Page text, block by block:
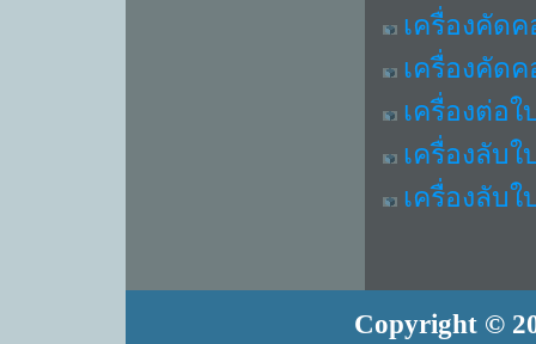
เครื่องคัด
เครื่องคัด
เครื่องต่อใ
เครื่องลับใ
เครื่องลับ
Copyright ©